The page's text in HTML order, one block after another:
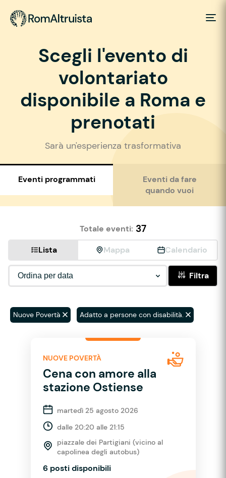
Scegli l'evento di
volontariato
disponibile a Roma e
prenotati
Sarà un'esperienza trasformativa
Eventi programmati
Eventi da fare
quando vuoi
Totale eventi: 37
Lista Mappa Calendario
Filtra
Nuove Povertà Adatto a persone con disabilità.
NUOVE POVERTÀ
Cena con amore alla
stazione Ostiense
martedì 25 agosto 2026
dalle 20:20 alle 21:15
piazzale dei Partigiani (vicino al
capolinea degli autobus)
6 posti disponibili